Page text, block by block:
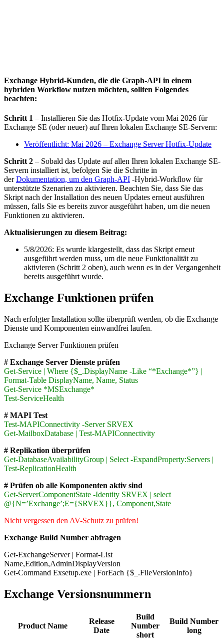
Exchange Hybrid-Kunden, die die Graph-API in einem
hybriden Workflow nutzen möchten, sollten Folgendes
beachten:
Schritt 1 – Installieren Sie das Hotfix-Update vom Mai 2026 für
Exchange SE (oder neuer) auf Ihren lokalen Exchange SE-Servern:
Veröffentlicht: Mai 2026 – Exchange Server Hotfix-Update
Schritt 2 – Sobald das Update auf allen Ihren lokalen Exchange SE-
Servern installiert ist, befolgen Sie die Schritte in
derDokumentation, um den Graph-API -Hybrid-Workflow für
unterstützte Szenarien zu aktivieren. Beachten Sie, dass Sie das
Skript nach der Installation des neuen Updates erneut ausführen
müssen, falls Sie es bereits zuvor ausgeführt haben, um die neuen
Funktionen zu aktivieren.
Aktualisierungen zu diesem Beitrag:
5/8/2026: Es wurde klargestellt, dass das Skript erneut
ausgeführt werden muss, um die neue Funktionalität zu
aktivieren (Schritt 2 oben), auch wenn es in der Vergangenheit
bereits ausgeführt wurde.
Exchange Funktionen prüfen
Nach erfolgter Installation sollte überprüft werden, ob die Exchange
Dienste und Komponenten einwandfrei laufen.
Exchange Server Funktionen prüfen
# Exchange Server Dienste prüfen
Get-Service | Where {$_.DisplayName -Like “*Exchange*”} |
Format-Table DisplayName, Name, Status
Get-Service *MSExchange*
Test-ServiceHealth
# MAPI Test
Test-MAPIConnectivity -Server SRVEX
Get-MailboxDatabase | Test-MAPIConnectivity
# Replikation überprüfen
Get-DatabaseAvailabilityGroup | Select -ExpandProperty:Servers |
Test-ReplicationHealth
# Prüfen ob alle Komponenten aktiv sind
Get-ServerComponentState -Identity SRVEX | select
@{N=’Exchange’;E={SRVEX}}, Component,State
Nicht vergessen den AV-Schutz zu prüfen!
Exchange Build Number abfragen
Get-ExchangeServer | Format-List
Name,Edition,AdminDisplayVersion
Get-Command Exsetup.exe | ForEach {$_.FileVersionInfo}
Exchange Versionsnummern
Product Name
Release
Date
Build
Number
short
Build Number
long